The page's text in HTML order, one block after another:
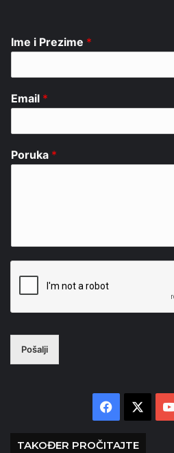
Ime i Prezime *
Email *
Poruka *
Pošalji
Facebook
TAKOĐER PROČITAJTE